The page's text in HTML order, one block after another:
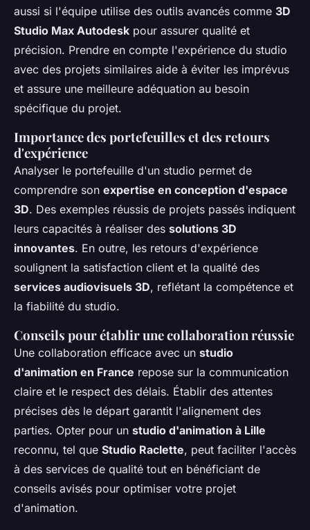
aussi si l'équipe utilise des outils avancés comme 3D
Studio Max Autodesk pour assurer qualité et
précision. Prendre en compte l'expérience du studio
avec des projets similaires aide à éviter les imprévus
et assure une meilleure adéquation au besoin
spécifique du projet.
Importance des portefeuilles et des retours
d'expérience
Analyser le portefeuille d'un studio permet de
comprendre son expertise en conception d'espace
3D. Des exemples réussis de projets passés indiquent
leurs capacités à réaliser des solutions 3D
innovantes. En outre, les retours d'expérience
soulignent la satisfaction client et la qualité des
services audiovisuels 3D, reflétant la compétence et
la fiabilité du studio.
Conseils pour établir une collaboration réussie
Une collaboration efficace avec un studio
d'animation en France repose sur la communication
claire et le respect des délais. Établir des attentes
précises dès le départ garantit l'alignement des
parties. Opter pour un studio d'animation à Lille
reconnu, tel que Studio Raclette, peut faciliter l'accès
à des services de qualité tout en bénéficiant de
conseils avisés pour optimiser votre projet
d'animation.